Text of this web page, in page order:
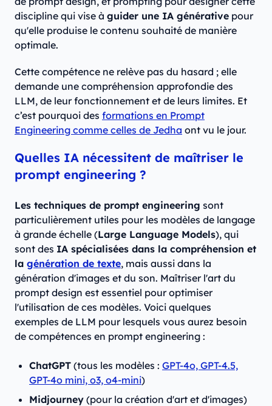
discipline qui vise à guider une IA générative pour
qu'elle produise le contenu souhaité de manière
optimale.
Cette compétence ne relève pas du hasard ; elle
demande une compréhension approfondie des
LLM, de leur fonctionnement et de leurs limites. Et
c’est pourquoi des formations en Prompt
Engineering comme celles de Jedha ont vu le jour.
Quelles IA nécessitent de maîtriser le
prompt engineering ?
Les techniques de prompt engineering sont
particulièrement utiles pour les modèles de langage
à grande échelle (Large Language Models), qui
sont des IA spécialisées dans la compréhension et
la génération de texte, mais aussi dans la
génération d'images et du son. Maîtriser l'art du
prompt design est essentiel pour optimiser
l'utilisation de ces modèles. Voici quelques
exemples de LLM pour lesquels vous aurez besoin
de compétences en prompt engineering :
ChatGPT (tous les modèles : GPT-4o, GPT-4.5,
GPT-4o mini, o3, o4-mini)
Midjourney (pour la création d'art et d'images)